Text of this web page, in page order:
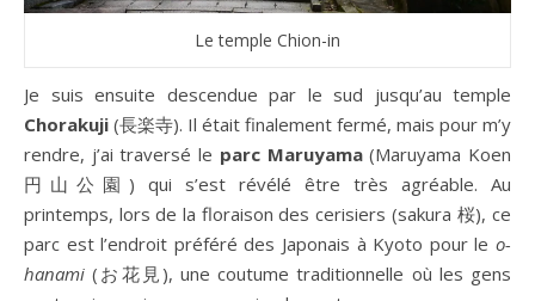
Le temple Chion-in
Je suis ensuite descendue par le sud jusqu’au temple
Chorakuji (長楽寺). Il était finalement fermé, mais pour m’y
rendre, j’ai traversé le parc Maruyama(Maruyama Koen
円山公園) qui s’est révélé être très agréable. Au
printemps, lors de la floraison des cerisiers (sakura 桜), ce
parc est l’endroit préféré des Japonais à Kyoto pour le o-
hanami (お花見), une coutume traditionnelle où les gens